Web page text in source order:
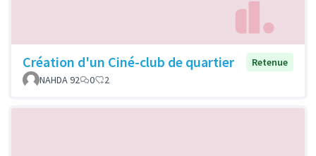
Création d'un Ciné-club de quartier
Retenue
NAHDA 92
0 2